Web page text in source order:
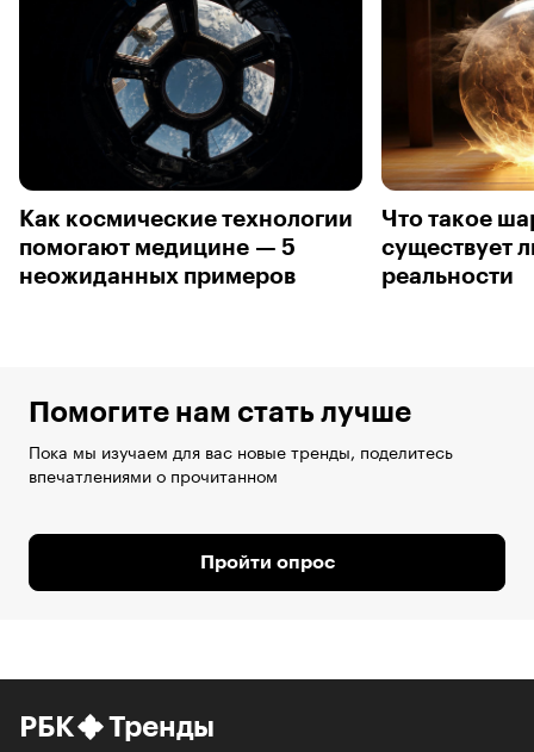
Как космические технологии
помогают медицине — 5
неожиданных примеров
Что такое
существует
реальности
Помогите нам стать лучше
Пока мы изучаем для вас новые тренды, поделитесь
впечатлениями о прочитанном
Пройти опрос
РБК Тренды